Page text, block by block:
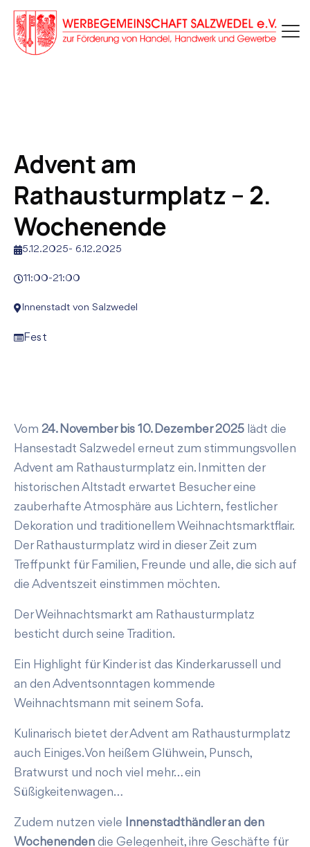
Advent am
Rathausturmplatz – 2.
Wochenende
5.12.2025- 6.12.2025
11:00-21:00
Innenstadt von Salzwedel
Fest
Vom 24. November bis 10. Dezember 2025 lädt die
Hansestadt Salzwedel erneut zum stimmungsvollen
Advent am Rathausturmplatz ein. Inmitten der
historischen Altstadt erwartet Besucher eine
zauberhafte Atmosphäre aus Lichtern, festlicher
Dekoration und traditionellem Weihnachtsmarktflair.
Der Rathausturmplatz wird in dieser Zeit zum
Treffpunkt für Familien, Freunde und alle, die sich auf
die Adventszeit einstimmen möchten.
Der Weihnachtsmarkt am Rathausturmplatz
besticht durch seine Tradition.
Ein Highlight für Kinder ist das Kinderkarussell und
an den Adventsonntagen kommende
Weihnachtsmann mit seinem Sofa.
Kulinarisch bietet der Advent am Rathausturmplatz
auch Einiges. Von heißem Glühwein, Punsch,
Bratwurst und noch viel mehr… ein
Süßigkeitenwagen…
Zudem nutzen viele
Innenstadthändler an den
Wochenenden die Gelegenheit, ihre Geschäfte für